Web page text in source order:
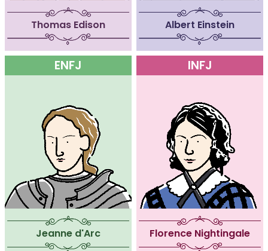
Thomas Edison Albert Einstein
ENFJ
Jeanne d'Arc
INFJ
Florence Nightingale